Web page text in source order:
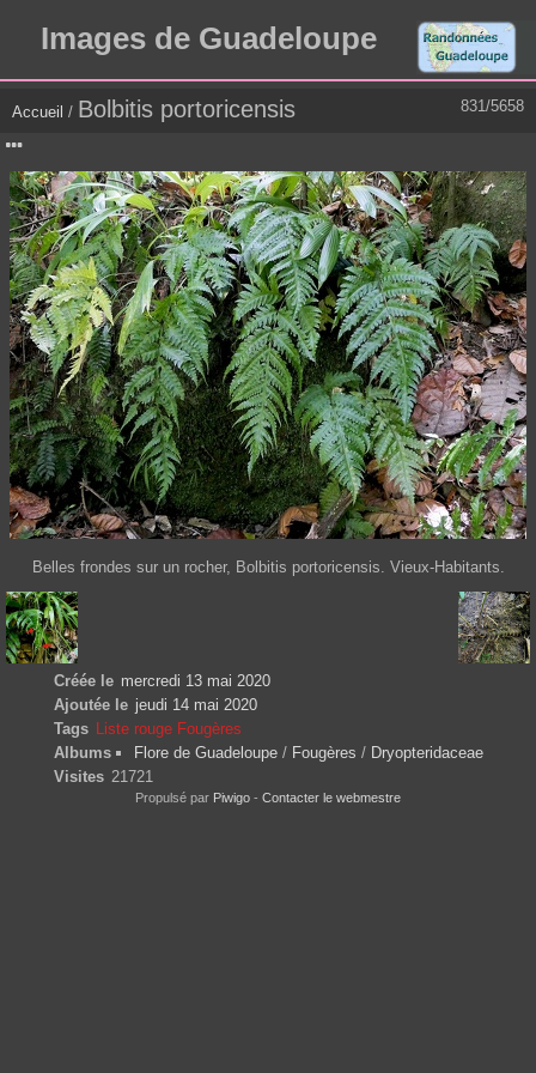
Images de Guadeloupe
831/5658
Accueil / Bolbitis portoricensis
Belles frondes sur un rocher, Bolbitis portoricensis. Vieux-Habitants.
Créée le mercredi 13 mai 2020
Ajoutée le jeudi 14 mai 2020
Tags Liste rouge Fougères
Albums
Flore de Guadeloupe / Fougères / Dryopteridaceae
Visites 21721
Propulsé par Piwigo - Contacter le webmestre